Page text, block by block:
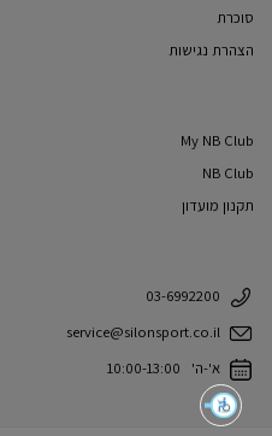
סוכרת
הצהרת נגישות
My NB Club
NB Club
תקנון מועדון
03-6992200
service@silonsport.co.il
א'-ה' 10:00-13:00